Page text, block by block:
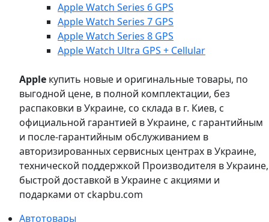
Apple Watch Series 6 GPS
Apple Watch Series 7 GPS
Apple Watch Series 8 GPS
Apple Watch Ultra GPS + Cellular
Apple купить новые и оригинальные товары, по
выгодной цене, в полной комплектации, без
распаковки в Украине, со склада в г. Киев, с
официальной гарантией в Украине, с гарантийным
и после-гарантийным обслуживанием в
авторизированных сервисных центрах в Украине,
технической поддержкой Производителя в Украине,
быстрой доставкой в Украине с акциями и
подарками от ckapbu.com
Автотовары